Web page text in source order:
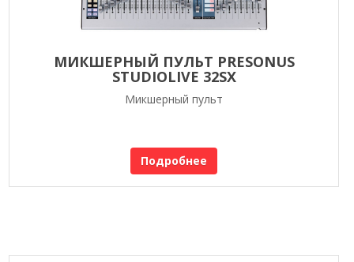
МИКШЕРНЫЙ ПУЛЬТ PRESONUS
STUDIOLIVE 32SX
Микшерный пульт
Подробнее